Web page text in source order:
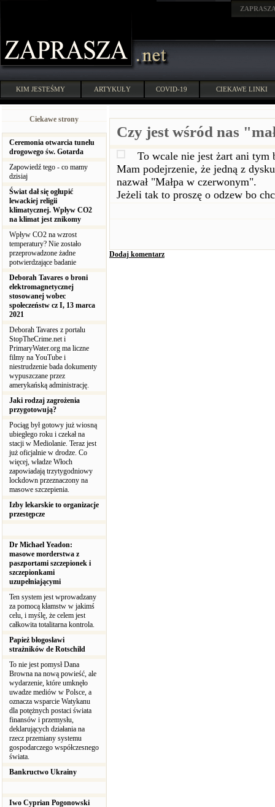
KIM JESTEŚMY ARTYKUŁY COVID-19 CIEKAWE LINKI
Ciekawe strony
Ceremonia otwarcia tunelu
drogowego św. Gotarda
Zapowiedź tego - co mamy
dzisiaj
Świat dał się ogłupić
lewackiej religii
klimatycznej. Wpływ CO2
na klimat jest znikomy
Wpływ CO2 na wzrost
temperatury? Nie zostało
przeprowadzone żadne
potwierdzające badanie
Deborah Tavares o broni
elektromagnetycznej
stosowanej wobec
społeczeństw cz I, 13 marca
2021
Deborah Tavares z portalu
StopTheCrime.net i
PrimaryWater.org ma liczne
filmy na YouTube i
niestrudzenie bada dokumenty
wypuszczane przez
amerykańską administrację.
Jaki rodzaj zagrożenia
przygotowują?
Pociąg był gotowy już wiosną
ubiegłego roku i czekał na
stacji w Mediolanie. Teraz jest
już oficjalnie w drodze. Co
więcej, władze Włoch
zapowiadają trzytygodniowy
lockdown przeznaczony na
masowe szczepienia.
Izby lekarskie to organizacje
przestępcze
Dr Michael Yeadon:
masowe morderstwa z
paszportami szczepionek i
szczepionkami
uzupełniającymi
Ten system jest wprowadzany
za pomocą kłamstw w jakimś
celu, i myślę, że celem jest
całkowita totalitarna kontrola.
Papież błogosławi
strażników de Rotschild
To nie jest pomysł Dana
Browna na nową powieść, ale
wydarzenie, które umknęło
uwadze mediów w Polsce, a
oznacza wsparcie Watykanu
dla potężnych postaci świata
finansów i przemysłu,
deklarujących działania na
rzecz przemiany systemu
gospodarczego współczesnego
świata.
Bankructwo Ukrainy
Iwo Cyprian Pogonowski
Czy jest wśród nas
To wcale nie jest żart ani tym
Mam podejrzenie, że jedną z
nazwał "Małpa w czerwonym".
Jeżeli tak to proszę o odzew bo
Dodaj komentarz